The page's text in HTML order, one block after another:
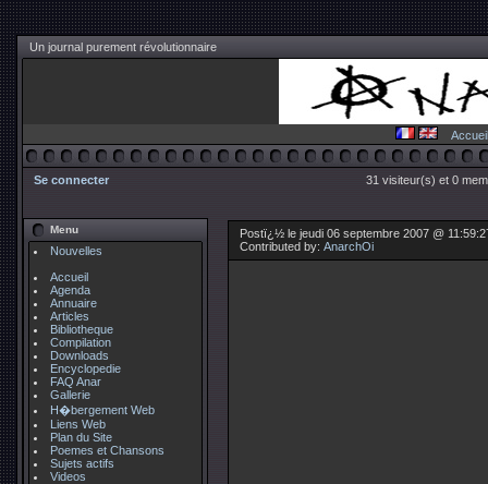
Un journal purement révolutionnaire
Accueil
Se connecter 31 visiteur(s) et 0
Menu
Nouvelles
Accueil
Agenda
Annuaire
Articles
Bibliotheque
Compilation
Downloads
Encyclopedie
FAQ Anar
Gallerie
H�bergement Web
Liens Web
Plan du Site
Poemes et Chansons
Sujets actifs
Videos
Postï¿½ le jeudi 06 septembre 2007 @
Contributed by: AnarchOi